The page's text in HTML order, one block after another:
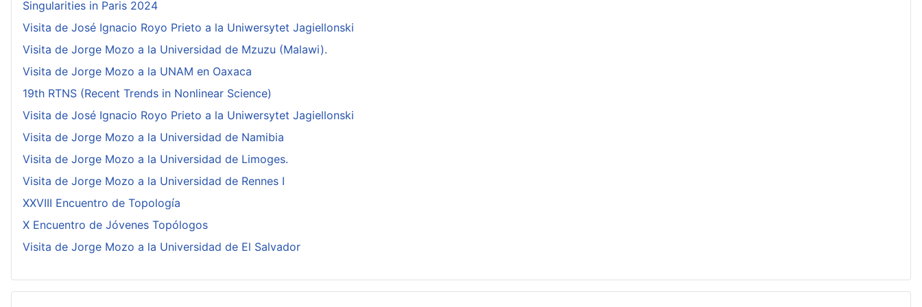
Singularities in Paris 2024
Visita de José Ignacio Royo Prieto a la Uniwersytet Jagiellonski
Visita de Jorge Mozo a la Universidad de Mzuzu (Malawi).
Visita de Jorge Mozo a la UNAM en Oaxaca
19th RTNS (Recent Trends in Nonlinear Science)
Visita de José Ignacio Royo Prieto a la Uniwersytet Jagiellonski
Visita de Jorge Mozo a la Universidad de Namibia
Visita de Jorge Mozo a la Universidad de Limoges.
Visita de Jorge Mozo a la Universidad de Rennes I
XXVIII Encuentro de Topología
X Encuentro de Jóvenes Topólogos
Visita de Jorge Mozo a la Universidad de El Salvador